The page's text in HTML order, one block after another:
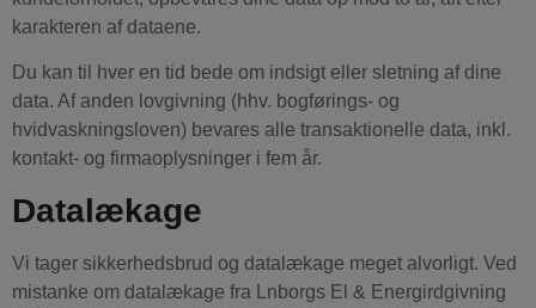
karakteren af dataene.
Du kan til hver en tid bede om indsigt eller sletning af dine
data. Af anden lovgivning (hhv. bogførings- og
hvidvaskningsloven) bevares alle transaktionelle data, inkl.
kontakt- og firmaoplysninger i fem år.
Datalækage
Vi tager sikkerhedsbrud og datalækage meget alvorligt. Ved
mistanke om datalækage fra Lnborgs El & Energirdgivning